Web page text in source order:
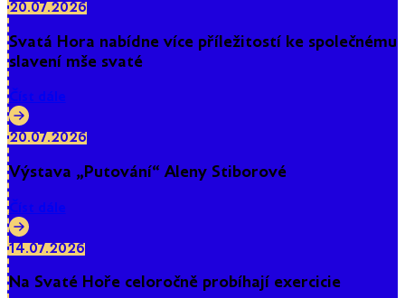
20.07.2026
Svatá Hora nabídne více příležitostí ke společnému
slavení mše svaté
Číst dále
20.07.2026
Výstava „Putování“ Aleny Stiborové
Číst dále
14.07.2026
Na Svaté Hoře celoročně probíhají exercicie